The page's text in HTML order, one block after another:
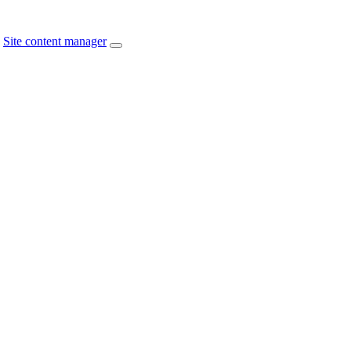
Site content manager